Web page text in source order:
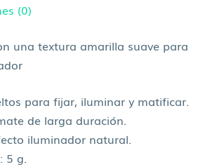
(0)
una textura amarilla suave para
para fijar, iluminar y matificar.
de larga duración.
iluminador natural.
: 5 g.